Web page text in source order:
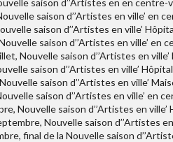
saison d’’Artistes en ville’ en
saison d’’Artistes en ville’
saison d’’Artistes en ville’ en
Nouvelle saison d’’Artistes en
saison d’’Artistes en ville’
saison d’’Artistes en ville’
saison d’’Artistes en ville’ en
Nouvelle saison d’’Artistes en
Nouvelle saison d’’Artistes
final de la Nouvelle saison